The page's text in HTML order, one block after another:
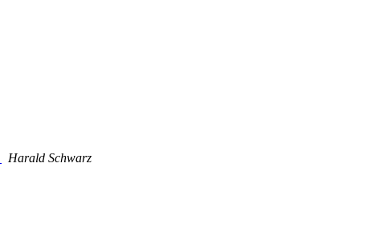
Harald Schwarz